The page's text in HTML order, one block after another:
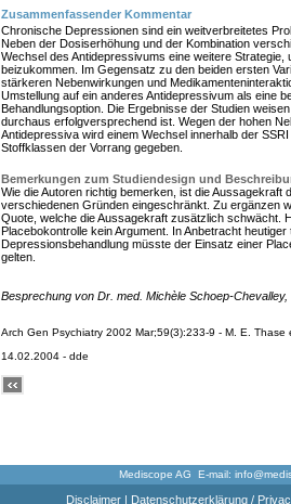
Zusammenfassender Kommentar
Chronische Depressionen sind ein weitverbreitetes
Neben der Dosiserhöhung und der Kombination
Wechsel des Antidepressivums eine weitere Strategie,
beizukommen. Im Gegensatz zu den beiden ersten
stärkeren Nebenwirkungen und
Umstellung auf ein anderes Antidepressivum als eine
Behandlungsoption. Die Ergebnisse der Studien
durchaus erfolgversprechend ist. Wegen der hohen
Antidepressiva wird einem Wechsel innerhalb der
Stoffklassen der Vorrang gegeben.
Bemerkungen zum Studiendesign und
Wie die Autoren richtig bemerken, ist die Aussagekraft
verschiedenen Gründen eingeschränkt. Zu ergänzen
Quote, welche die Aussagekraft zusätzlich schwächt.
Placebokontrolle kein Argument. In Anbetracht
Depressionsbehandlung müsste der Einsatz einer
gelten.
Besprechung von Dr. med. Michèle Schoep-Chevalley,
Arch Gen Psychiatry 2002 Mar;59(3):233-9 - M. E. Thase
14.02.2004 - dde
Mediscope AG E-mail:
Disclaimer| Datenschutzerklärung /